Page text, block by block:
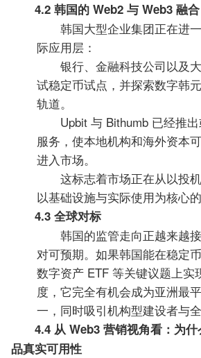
4.2 韩国的 Web2 与 Web3 融合
韩国大型企业集团正在进
际应用层：
银行、金融科技公司以及
试稳定币试点，并探索数字韩
轨道。
Upbit 与 Bithumb 已经推
服务，使本地机构和海外资本
进入市场。
这标志着市场正在从以投
以基础设施与实际使用为核心的
4.3 全球对标
韩国的监管走向正越来越
对可预期。如果韩国能在稳定
数字资产 ETF 等关键议题上实
度，它完全有机会成为亚洲最
一，同时吸引机构型建设者与全
4.4 从 Web3 营销视角看：为
品真实可用性